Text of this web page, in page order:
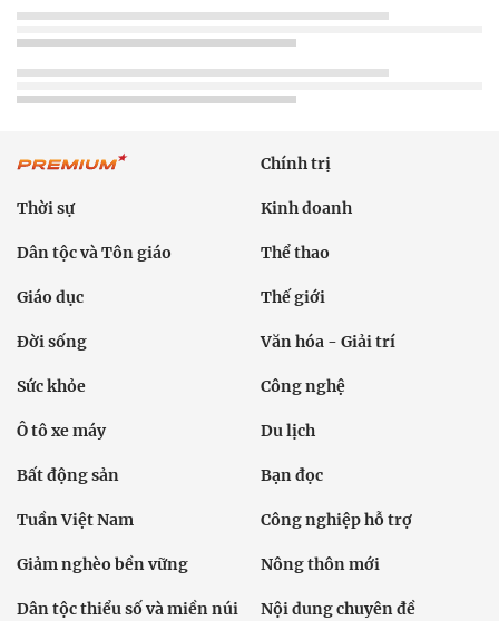
Chính trị
Thời sự Kinh doanh
Dân tộc và Tôn giáo Thể thao
Giáo dục Thế giới
Đời sống Văn hóa - Giải trí
Sức khỏe Công nghệ
Ô tô xe máy Du lịch
Bất động sản Bạn đọc
Tuần Việt Nam Công nghiệp hỗ trợ
Giảm nghèo bền vững Nông thôn mới
Dân tộc thiểu số và miền núi Nội dung chuyên đề